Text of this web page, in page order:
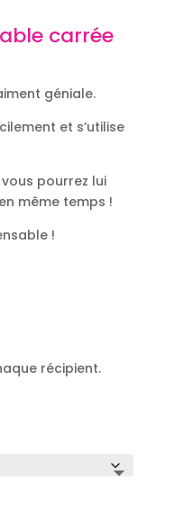
carrée
géniale.
et s’utilise
pourrez lui
même temps !
!
récipient.